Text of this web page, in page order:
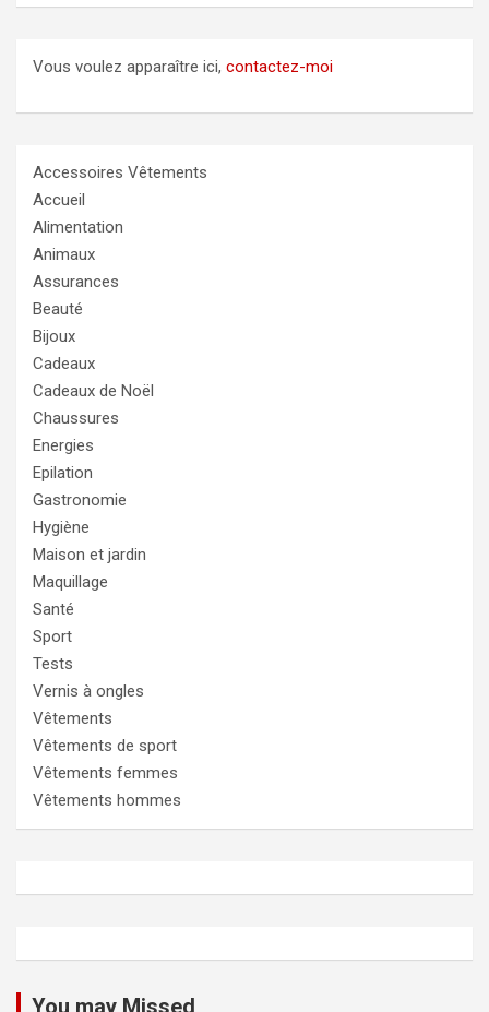
Vous voulez apparaître ici, contactez-moi
Accessoires Vêtements
Accueil
Alimentation
Animaux
Assurances
Beauté
Bijoux
Cadeaux
Cadeaux de Noël
Chaussures
Energies
Epilation
Gastronomie
Hygiène
Maison et jardin
Maquillage
Santé
Sport
Tests
Vernis à ongles
Vêtements
Vêtements de sport
Vêtements femmes
Vêtements hommes
You may Missed